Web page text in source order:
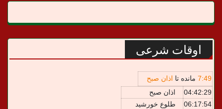
اوقات شرعی
7:49 مانده تا اذان صبح
04:42:29
اذان صبح
06:17:54
طلوع خورشید